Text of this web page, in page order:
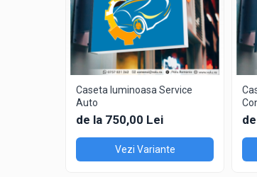
Facebook:volu.Braila
Caseta luminoasa Service
Auto
de la 750,00 Lei
Vezi Variante